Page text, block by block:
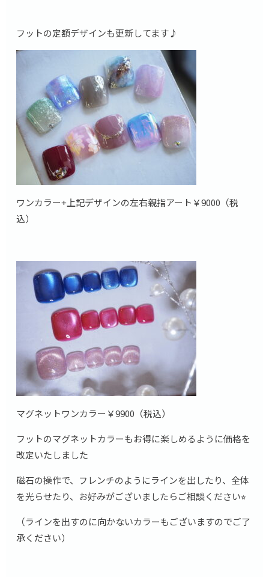
フットの定額デザインも更新してます♪
ワンカラー+上記デザインの左右親指アート￥9000（税
込）
マグネットワンカラー￥9900（税込）
フットのマグネットカラーもお得に楽しめるように価格を
改定いたしました
磁石の操作で、フレンチのようにラインを出したり、全体
を光らせたり、お好みがございましたらご相談ください⭐︎
（ラインを出すのに向かないカラーもございますのでご了
承ください）